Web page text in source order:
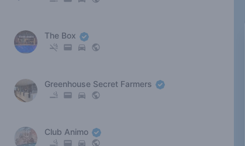
The Box
Greenhouse Secret Farmers
Club Animo